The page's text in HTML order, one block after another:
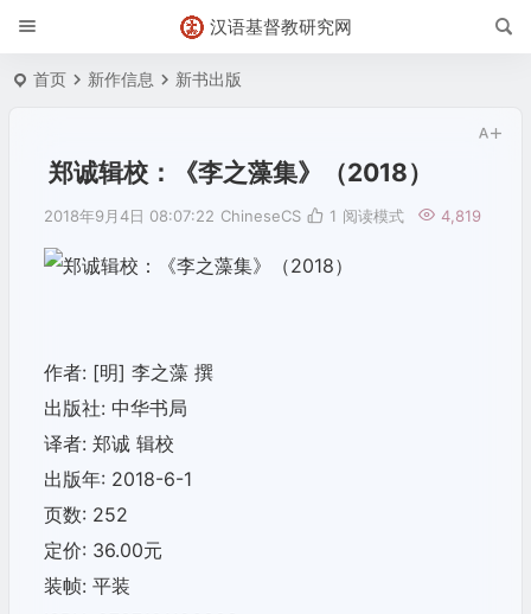
汉语基督教研究网
首页 新作信息 新书出版
郑诚辑校：《李之藻集》（2018）
2018年9月4日 08:07:22 ChineseCS 4,819
1 阅读模式
作者: [明] 李之藻 撰
出版社: 中华书局
译者: 郑诚 辑校
出版年: 2018-6-1
页数: 252
定价: 36.00元
装帧: 平装